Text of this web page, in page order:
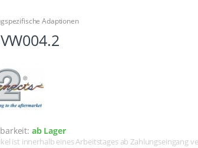
Adaptionen
ab Lager
ist innerhalb eines Arbeitstages ab Zahlungseingang